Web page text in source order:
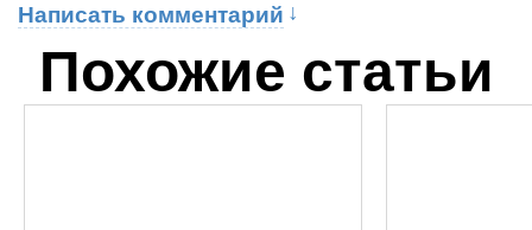
Написать комментарий
Похожие статьи